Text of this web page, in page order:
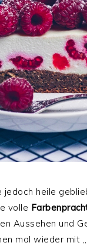
jedoch heile
volle
Aussehen und
mal wieder mit „